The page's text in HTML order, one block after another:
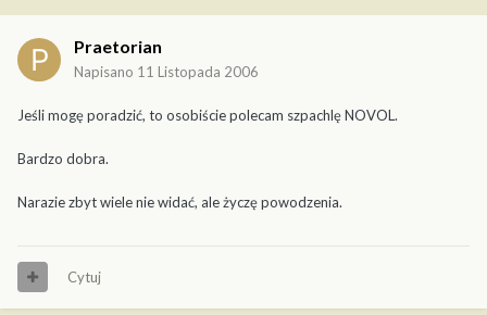
Praetorian
Napisano 11 Listopada 2006
Jeśli mogę poradzić, to osobiście polecam szpachlę NOVOL.
Bardzo dobra.
Narazie zbyt wiele nie widać, ale życzę powodzenia.
Cytuj